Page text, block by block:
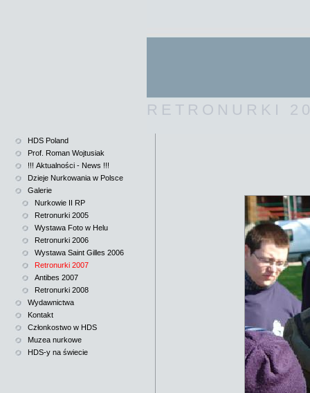
RETRONURKI
HDS Poland
Prof. Roman Wojtusiak
!!! Aktualności - News !!!
Dzieje Nurkowania w Polsce
Galerie
Nurkowie II RP
Retronurki 2005
Wystawa Foto w Helu
Retronurki 2006
Wystawa Saint Gilles 2006
Retronurki 2007
Antibes 2007
Retronurki 2008
Wydawnictwa
Kontakt
Członkostwo w HDS
Muzea nurkowe
HDS-y na świecie